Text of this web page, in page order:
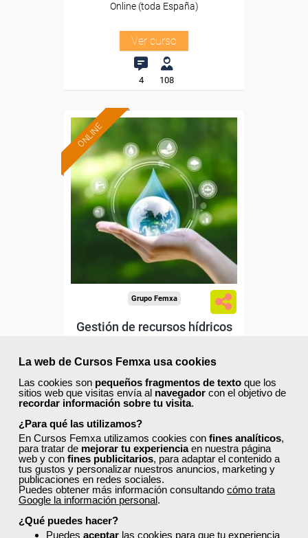
La web de Cursos Femxa usa cookies
Las cookies son pequeños fragmentos de texto que los
sitios web que visitas envía al navegador con el objetivo de
recordar información sobre tu visita.
¿Para qué las utilizamos?
En Cursos Femxa utilizamos cookies con fines analíticos,
para tratar de mejorar tu experienciaen nuestra página
web y con fines publicitarios, para adaptar el contenido a
tus gustos y personalizar nuestros anuncios, marketing y
publicaciones en redes sociales.
Puedes obtener más información consultando cómo trata
Google la información personal.
¿Qué puedes hacer?
Puedes aceptar las cookies para que tu experiencia
Online (toda España)
Ver curso
4 108
ONLINE
Formación 100%
subvencionada.
Para desempleados,
trabajadores y autónomos.
Sector
-Agricultura y Ganadería.
Grupo Femxa
Gestión de recursos hídricos
Curso Gratuito
60 horas
Ver curso
0 88